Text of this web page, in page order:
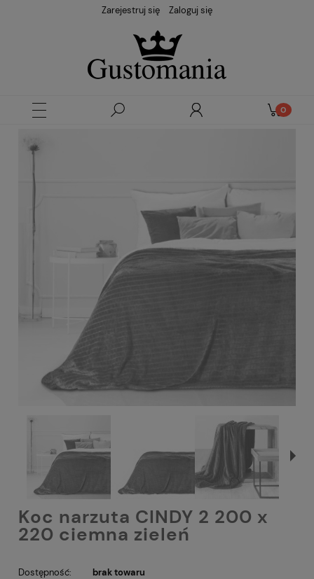
Zarejestruj się Zaloguj się
Koc narzuta CINDY 2 200 x
220 ciemna zieleń
Dostępność: brak towaru